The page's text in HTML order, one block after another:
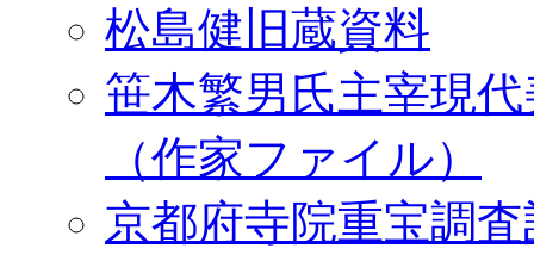
松島健旧蔵資料
笹木繁男氏主宰現
（作家ファイル）
京都府寺院重宝調